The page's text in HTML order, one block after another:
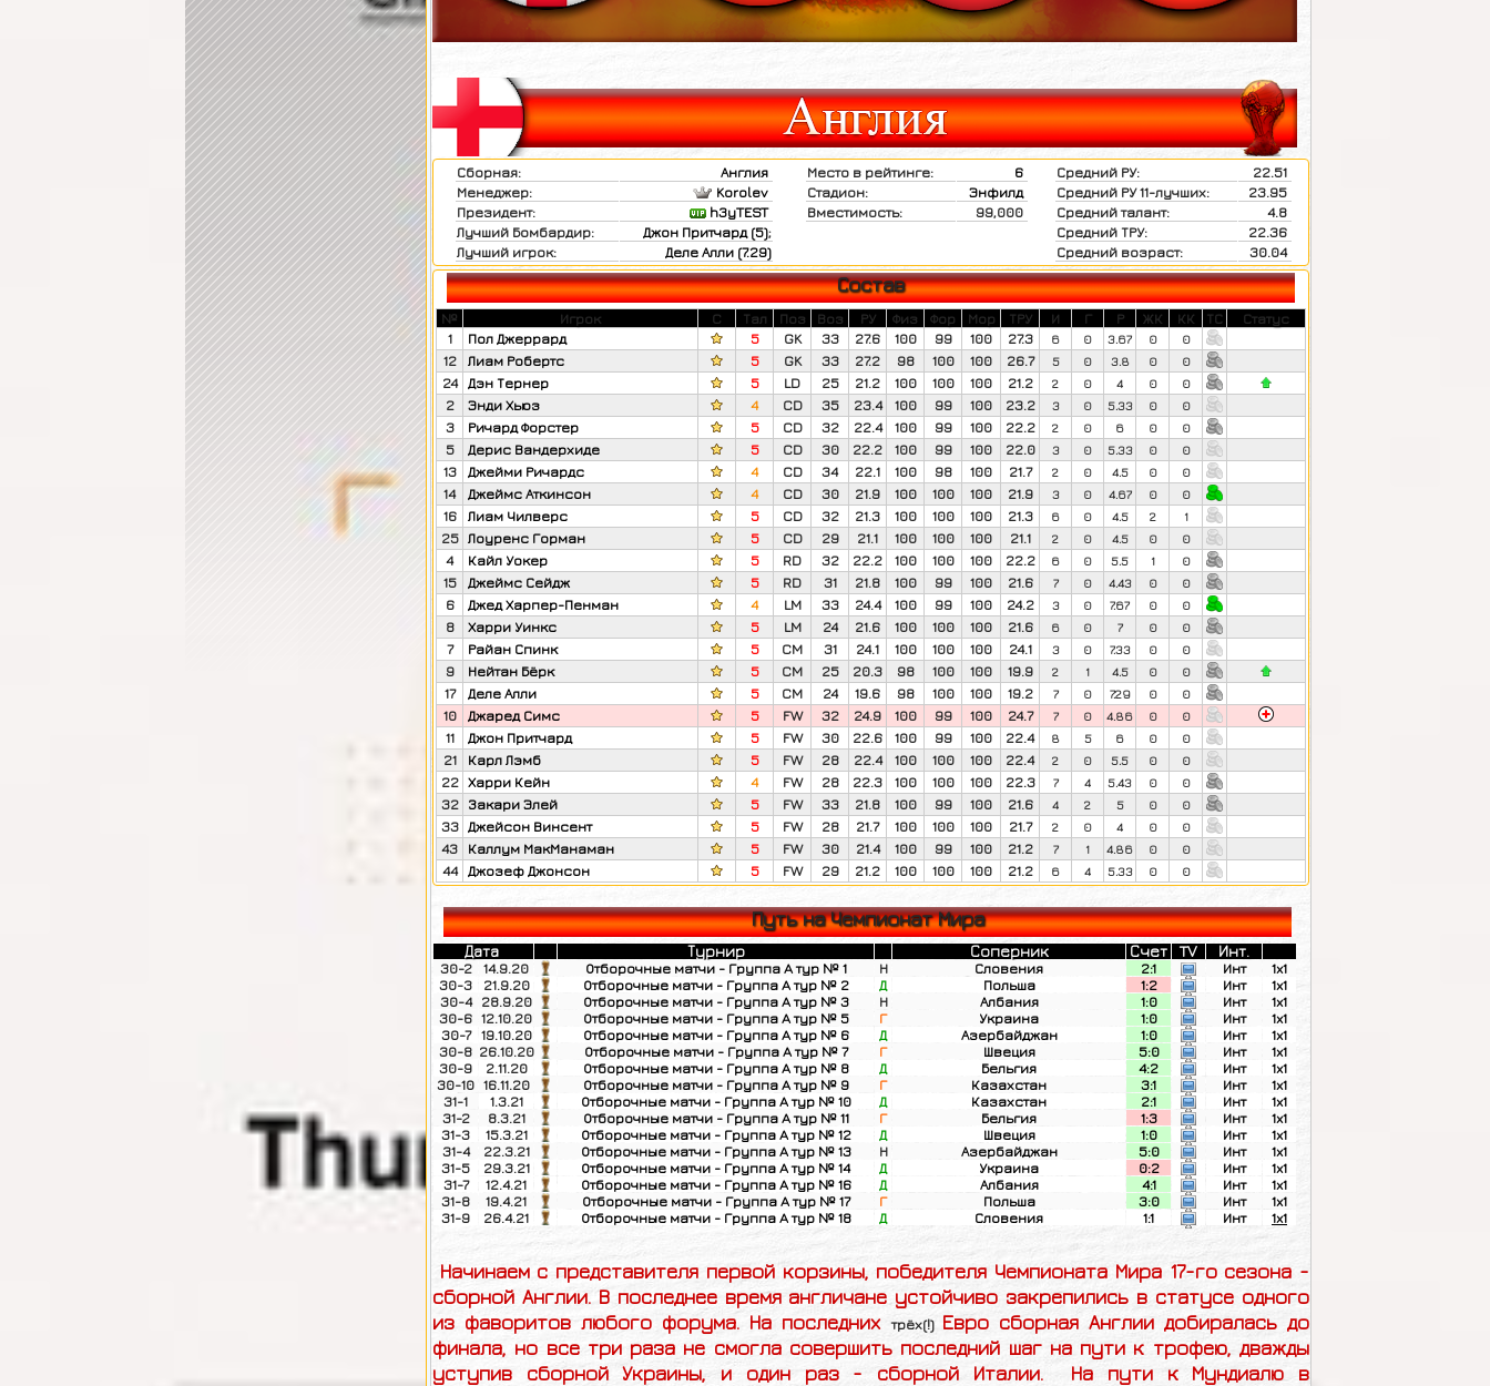
Сборная:
Англия
Менеджер:
Korolev
Президент:
h3yTEST
Лучший Бомбардир:
Джон Притчард (5);
Лучший игрок:
Деле Алли (7.29)
Место в рейтинге:
6
Стадион:
Энфилд
Вместимость:
99,000
Средний РУ:
22.51
Средний РУ 11-лучших:
23.95
Средний талант:
4.8
Средний ТРУ:
22.36
Средний возраст:
30.04
Состав
№ Игрок C Тал Поз Воз РУ Физ Фор Мор ТРУ И Г Р ЖК КК ТС
Статус
1
Пол Джеррард 5 GK 33 27.6 100 99 100 27.3 6 0 3.67 0 0
12 Лиам Робертс 5 GK 33 27.2 98 100 100 26.7 5 0 3.8 0 0
24 Дэн Тернер 5 LD 25 21.2 100 100 100 21.2 2 0 4 0 0
2 Энди Хьюз 4 CD 35 23.4 100 99 100 23.2 3 0 5.33 0 0
3 Ричард Форстер 5 CD 32 22.4 100 99 100 22.2 2 0 6 0 0
5 Дерис Вандерхиде 5 CD 30 22.2 100 99 100 22.0 3 0 5.33 0 0
13 Джейми Ричардс 4 CD 34 22.1 100 98 100 21.7 2 0 4.5 0 0
14 Джеймс Аткинсон 4 CD 30 21.9 100 100 100 21.9 3 0 4.67 0 0
16 Лиам Чилверс 5 CD 32 21.3 100 100 100 21.3 6 0 4.5 2 1
25 Лоуренс Горман 5 CD 29 21.1 100 100 100 21.1 2 0 4.5 0 0
4 Кайл Уокер 5 RD 32 22.2 100 100 100 22.2 6 0 5.5 1 0
15 Джеймс Сейдж 5 RD 31 21.8 100 99 100 21.6 7 0 4.43 0 0
6 Джед Харпер-Пенман 4 LM 33 24.4 100 99 100 24.2 3 0 7.67 0 0
8 Харри Уинкс 5 LM 24 21.6 100 100 100 21.6 6 0 7 0 0
7 Райан Спинк 5 CM 31 24.1 100 100 100 24.1 3 0 7.33 0 0
9 Нейтан Бёрк 5 CM 25 20.3 98 100 100 19.9 2 1 4.5 0 0
17 Деле Алли 5 CM 24 19.6 98 100 100 19.2 7 0 7.29 0 0
10 Джаред Симс 5 FW 32 24.9 100 99 100 24.7 7 0 4.86 0 0
11 Джон Притчард 5 FW 30 22.6 100 99 100 22.4 8 5 6 0 0
21 Карл Лэмб 5 FW 28 22.4 100 100 100 22.4 2 0 5.5 0 0
22 Харри Кейн 4 FW 28 22.3 100 100 100 22.3 7 4 5.43 0 0
32 Закари Элей 5 FW 33 21.8 100 99 100 21.6 4 2 5 0 0
33 Джейсон Винсент 5 FW 28 21.7 100 100 100 21.7 2 0 4 0 0
43 Каллум МакМанаман 5 FW 30 21.4 100 99 100 21.2 7 1 4.86 0 0
44 Джозеф Джонсон 5 FW 29 21.2 100 100 100 21.2 6 4 5.33 0 0
Путь на Чемпионат Мира
Дата Турнир Соперник Счет TV Инт.
30-2 14.9.20 Отборочные матчи - Группа A тур № 1 Н Словения 2:1 Инт
1x1
30-3
21.9.20 Отборочные матчи - Группа A тур № 2 Д Польша 1:2 Инт
1x1
30-4 28.9.20 Отборочные матчи - Группа A тур № 3 Н Албания 1:0 Инт
1x1
30-6 12.10.20 Отборочные матчи - Группа A тур № 5 Г Украина 1:0 Инт
1x1
30-7 19.10.20 Отборочные матчи - Группа A тур № 6 Д Азербайджан 1:0 Инт
1x1
30-8 26.10.20 Отборочные матчи - Группа A тур № 7 Г Швеция 5:0 Инт
1x1
30-9
2.11.20 Отборочные матчи - Группа A тур № 8 Д Бельгия 4:2 Инт
1x1
30-10 16.11.20 Отборочные матчи - Группа A тур № 9 Г Казахстан 3:1 Инт
1x1
31-1
1.3.21 Отборочные матчи - Группа A тур № 10 Д Казахстан 2:1 Инт
1x1
31-2
8.3.21 Отборочные матчи - Группа A тур № 11 Г Бельгия 1:3 Инт
1x1
31-3
15.3.21 Отборочные матчи - Группа A тур № 12 Д Швеция 1:0 Инт
1x1
31-4
22.3.21 Отборочные матчи - Группа A тур № 13 Н Азербайджан 5:0 Инт
1x1
31-5
29.3.21 Отборочные матчи - Группа A тур № 14 Д Украина 0:2 Инт
1x1
31-7
12.4.21 Отборочные матчи - Группа A тур № 16 Д Албания 4:1 Инт
1x1
31-8
19.4.21 Отборочные матчи - Группа A тур № 17 Г Польша 3:0 Инт
1x1
31-9
26.4.21 Отборочные матчи - Группа A тур № 18 Д Словения 1:1 Инт 1x1
Начинаем с представителя первой корзины, победителя Чемпионата Мира 17-го сезона -
сборной Англии. В последнее время англичане устойчиво закрепились в статусе одного
из фаворитов любого форума. На последнихтрёх(!) Евро сборная Англии добиралась до
финала, но все три раза не смогла совершить последний шаг на пути к трофею, дважды
уступив сборной Украины, и один раз - сборной Италии. На пути к Мундиалю в